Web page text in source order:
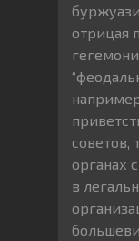
отрицая
советов,
органах
в